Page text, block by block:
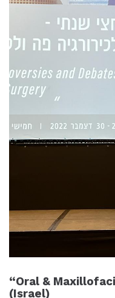
“Oral &
(Israel)